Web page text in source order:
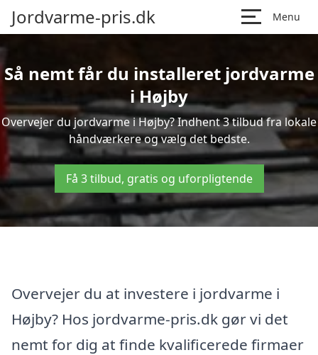
Jordvarme-pris.dk Menu
Så nemt får du installeret jordvarme
i Højby
Overvejer du jordvarme i Højby? Indhent 3 tilbud fra lokale
håndværkere og vælg det bedste.
Få 3 tilbud, gratis og uforpligtende
Overvejer du at investere i jordvarme i
Højby? Hos jordvarme-pris.dk gør vi det
nemt for dig at finde kvalificerede firmaer